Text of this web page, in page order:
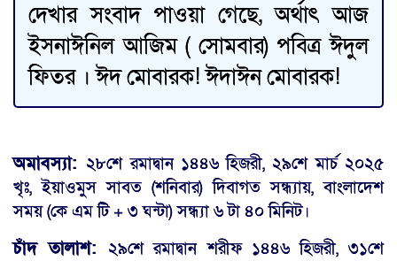
দেখার সংবাদ পাওয়া গেছে, অর্থাৎ আজ
ইসনাঈনিল আজিম ( সোমবার) পবিত্র ঈদুল
ফিতর । ঈদ মোবারক! ঈদাঈন মোবারক!
অমাবস্যা: ২৮শে রমাদ্বান ১৪৪৬ হিজরী, ২৯শে মার্চ ২০২৫
খৃঃ, ইয়াওমুস সাবত (শনিবার) দিবাগত সন্ধ্যায়, বাংলাদেশ
সময় (কে এম টি + ৩ ঘন্টা) সন্ধ্যা ৬ টা ৪০ মিনিট।
চাঁদ তালাশ: ২৯শে রমাদ্বান শরীফ ১৪৪৬ হিজরী, ৩১শে